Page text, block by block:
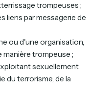
trompeuses ;
liens par messagerie de
ou d'une organisation,
trompeuse ;
sexuellement
du terrorisme, de la